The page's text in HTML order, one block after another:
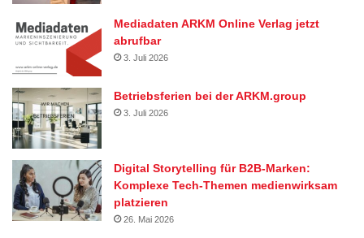
Mediadaten ARKM Online Verlag jetzt
abrufbar
3. Juli 2026
Betriebsferien bei der ARKM.group
3. Juli 2026
Digital Storytelling für B2B-Marken:
Komplexe Tech-Themen medienwirksam
platzieren
26. Mai 2026